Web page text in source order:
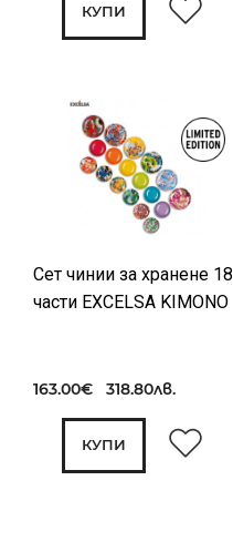
КУПИ
Сет чинии за хранене 18
части EXCELSA KIMONO
163.00€ 318.80лв.
КУПИ